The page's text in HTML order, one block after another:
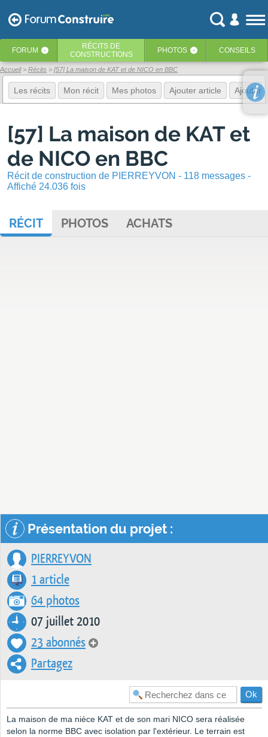
FORUM ‹ RÉCITS DE
CONSTRUCTIONS
PHOTOS ‹ CONSEILS
Accueil Récits [57] La maison de KAT et de NICO en BBC
Les récits Mon récit Mes photos Ajouter article Ajouter
[57] La maison de KAT et
de NICO en BBC
Récit de construction de PIERREYVON - 118 messages -
Affiché 24.036 fois
RÉCIT PHOTOS ACHATS
Présentation du projet :
PIERREYVON
1 article
64 photos
07 juillet 2010
23 abonnés
Partagez
La maison de ma nièce KAT et de son mari NICO sera réalisée
selon la norme BBC avec isolation par l'extérieur. Le terrain est